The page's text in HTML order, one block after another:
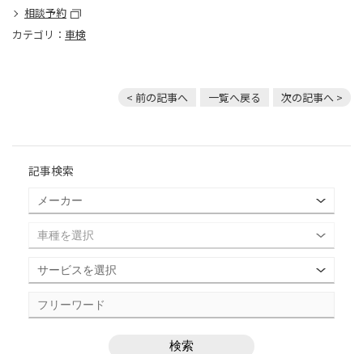
相談予約
カテゴリ： 車検
< 前の記事へ 一覧へ戻る 次の記事へ >
記事検索